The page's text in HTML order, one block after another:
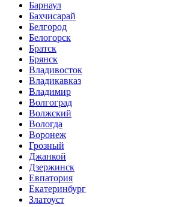
Барнаул
Бахчисарай
Белгород
Белогорск
Братск
Брянск
Владивосток
Владикавказ
Владимир
Волгоград
Волжский
Вологда
Воронеж
Грозный
Джанкой
Дзержинск
Евпатория
Екатеринбург
Златоуст